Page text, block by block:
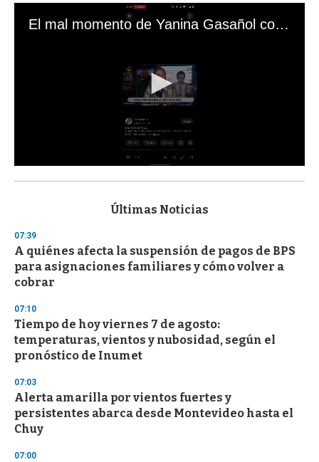
El mal momento de Yanina Gasañol con un hincha argentino en "Subrayado"
s
d
s
o
f
3
s
e
c
o
n
d
Últimas Noticias
07:39
A quiénes afecta la suspensión de pagos de BPS
para asignaciones familiares y cómo volver a
cobrar
07:10
Tiempo de hoy viernes 7 de agosto:
temperaturas, vientos y nubosidad, según el
pronóstico de Inumet
07:03
Alerta amarilla por vientos fuertes y
persistentes abarca desde Montevideo hasta el
Chuy
07:00